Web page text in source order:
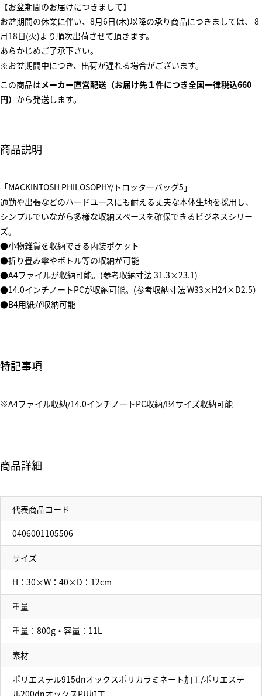
【お盆期間のお届けにつきまして】
お盆期間の休業に伴い、8月6日(木)以降の承り商品につきましては、 8
月18日(火)より順次出荷させて頂きます。
あらかじめご了承下さい。
※お盆期間中につき、出荷が遅れる場合がございます。
この商品はメーカー直営配送（お届け先１件につき全国一律税込660
円） から発送します。
商品説明
「MACKINTOSH PHILOSOPHY/トロッターバッグ5」
通勤や出張などのハードユースにも耐える丈夫な本体生地を採用し、
シンプルでいながら多様な収納スペースを確保できるビジネスシリー
ズ。
●小物雑貨を収納できる内装ポケット
●折り畳み傘やボトル等の収納が可能
●A4ファイルが収納可能。(参考収納寸法 31.3×23.1)
●14.0インチノートPCが収納可能。(参考収納寸法 W33×H24×D2.5）
●B4用紙が収納可能
特記事項
※A4ファイル収納/14.0インチノートPC収納/B4サイズ収納可能
商品詳細
代表商品コード
0406001105506
サイズ
H：30×W：40×D：12cm
重量
重量：800g・容量：11L
素材
ポリエステル915dnオックスポリカラミネート加工/ポリエステ